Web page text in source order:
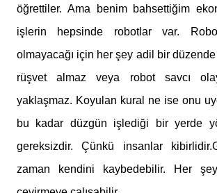
öğrettiler. Ama benim bahsettiğim
işlerin hepsinde robotlar var.
olmayacağı için her şey adil bir düzende
rüşvet almaz veya robot savcı
yaklaşmaz. Koyulan kural ne ise onu
bu kadar düzgün işlediği bir yerde
gereksizdir. Çünkü insanlar
zaman kendini kaybedebilir. Her